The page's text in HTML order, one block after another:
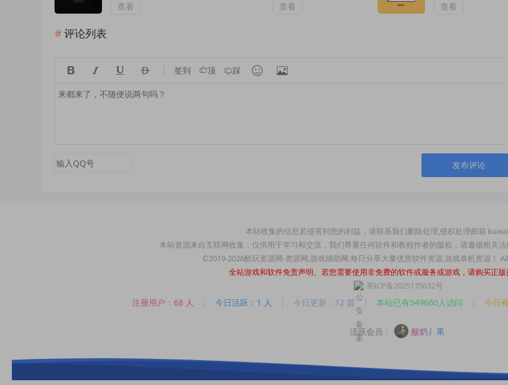
查看 查看 查看
评论列表
    签到 顶 踩  
发布评论
本站收集的信息若侵害到您的利益，请联系我们删除处理,侵权处理邮箱
本站资源来自互联网收集，仅供用于学习和交流，我们尊重任何软件和教程作者的版权，请遵循相关
©2019-2026酷玩资源网-资源网,游戏辅助网,每日分享大量优质软件资源,游戏单机资源！
全站游戏和软件免责声明、若您需要使用非免费的软件或服务或游戏，请购买正版
蜀ICP备2025175632号
注册用户：68 人 今日活跃：1 人 今日更新：12 篇 本站已有549660人访问 今日
活跃会员： 酸奶丿果